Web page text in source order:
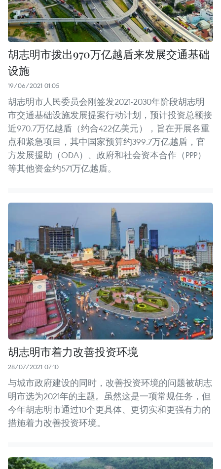
胡志明市拨出970万亿越盾来发展交通基础
设施
19/06/2021 01:05
胡志明市人民委员会刚签发2021-2030年阶段胡志明
市交通基础设施发展提案行动计划，预计投资总额接
近970.7万亿越盾（约合422亿美元），旨在开展各重
点和紧急项目，其中国家预算约399.7万亿越盾，官
方发展援助（ODA）、政府和社会资本合作（PPP）
等其他资金约571万亿越盾。
胡志明市着力改善投资环境
28/07/2021 07:10
与城市政府建设的同时，改善投资环境的问题被胡志
明市选为2021年的主题。虽然这是一项常规任务，但
今年胡志明市通过10个更具体、更切实和更强有力的
措施着力改善投资环境。